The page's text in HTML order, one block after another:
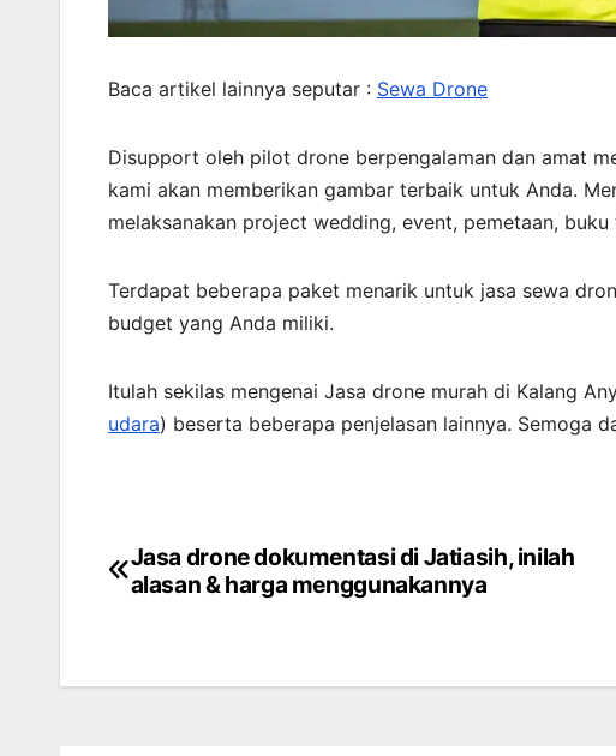
Baca artikel lainnya seputar : Sewa Drone
Disupport oleh pilot drone berpengalaman dan amat
kami akan memberikan gambar terbaik untuk Anda.
melaksanakan project wedding, event, pemetaan,
Terdapat beberapa paket menarik untuk jasa sewa
budget yang Anda miliki.
Itulah sekilas mengenai Jasa drone murah di Kalang
udara) beserta beberapa penjelasan lainnya. Semoga
Post
Jasa drone dokumentasi di Jatiasih, inilah
alasan & harga menggunakannya